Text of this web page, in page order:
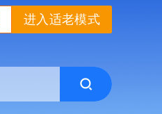
进入适老模式